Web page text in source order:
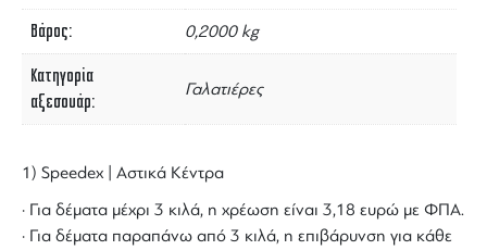
Βάρος 0,2000 kg
Κατηγορία
αξεσουάρ
Γαλατιέρες
1) Speedex | Αστικά Κέντρα
· Για δέματα μέχρι 3 κιλά, η χρέωση είναι 3,18 ευρώ με ΦΠΑ.
· Για δέματα παραπάνω από 3 κιλά, η επιβάρυνση για κάθε